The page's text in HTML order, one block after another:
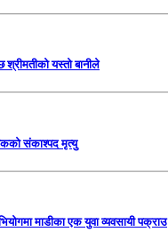
श्रीमतीको यस्तो बानीले
संकाश्पद मृत्यु
माडीका एक युवा व्यवसायी पक्राउ